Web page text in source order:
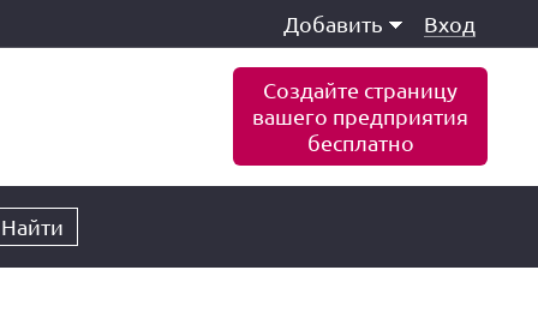
Добавить Вход
Создайте страницу
вашего предприятия
бесплатно
Найти